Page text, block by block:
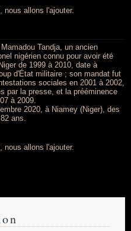
nous allons l'ajouter.
Tandja, un ancien
nigérien connu pour avoir été
de 1999 à 2010, date à
d'État militaire ; son mandat fut
sociales en 2001 à 2002,
par la presse, et la prééminence
à 2009.
2020, à Niamey (Niger), des
ans.
nous allons l'ajouter.